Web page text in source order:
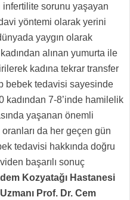
sorunu yaşayan
yöntemi olarak yerini
yaygın olarak
alınan yumurta ile
kadına tekrar transfer
bebek tedavisi sayesinde
kadından 7-8’inde hamilelik
yaşanan önemli
da her geçen gün
tedavisi hakkında doğru
başarılı sonuç
Kozyatağı Hastanesi
Prof. Dr. Cem